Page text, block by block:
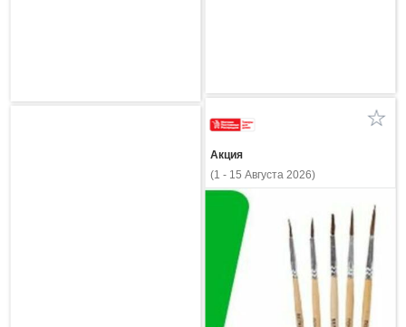
Акция
(1 - 15 Августа 2026)